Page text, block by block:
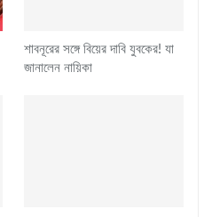
শাবনূরের সঙ্গে বিয়ের দাবি যুবকের! যা
জানালেন নায়িকা